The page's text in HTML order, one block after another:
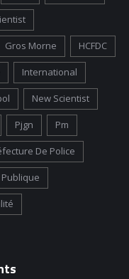
Gros Morne HCFDC
International
New Scientist
Pjgn Pm
De Police